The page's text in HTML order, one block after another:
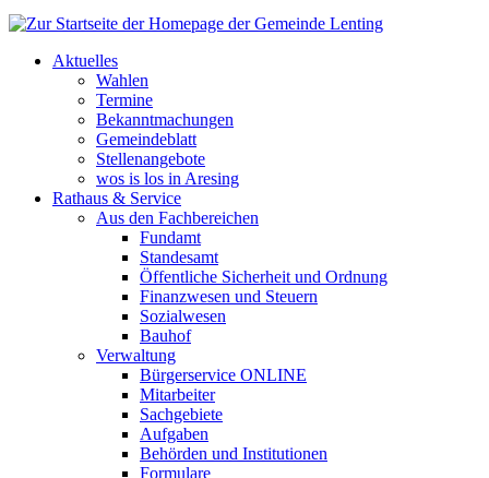
Aktuelles
Wahlen
Termine
Bekanntmachungen
Gemeindeblatt
Stellenangebote
wos is los in Aresing
Rathaus & Service
Aus den Fachbereichen
Fundamt
Standesamt
Öffentliche Sicherheit und Ordnung
Finanzwesen und Steuern
Sozialwesen
Bauhof
Verwaltung
Bürgerservice ONLINE
Mitarbeiter
Sachgebiete
Aufgaben
Behörden und Institutionen
Formulare